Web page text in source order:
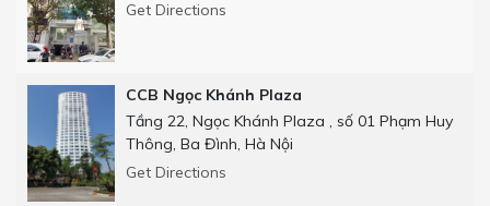
Get Directions
CCB Ngọc Khánh Plaza
Tầng 22, Ngọc Khánh Plaza , số 01 Phạm Huy
Thông, Ba Đình, Hà Nội
Get Directions